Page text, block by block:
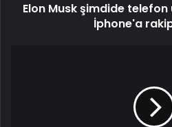
Elon Musk şimdide
İphone'a